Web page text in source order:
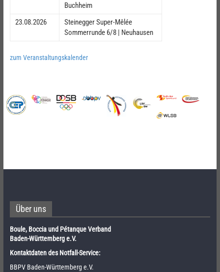
Buchheim
23.08.2026
Steinegger Super-Mêlée
Sommerrunde 6/8 | Neuhausen
zum Veranstaltungskalender
Über uns
Boule, Boccia und Pétanque Verband
Baden-Württemberg e.V.
Kontaktdaten des Notfall-Service:
BBPV Baden-Württemberg e.V.